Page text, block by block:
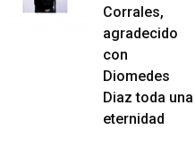
Corrales,
agradecido
con
Diomedes
Diaz toda una
eternidad